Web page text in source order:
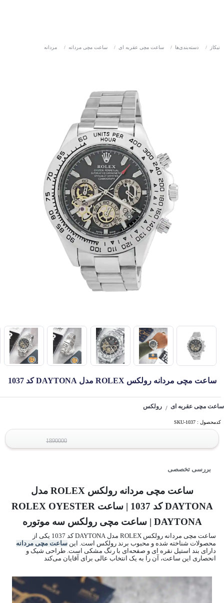
نیکاز / دسته‌بندی‌ها / ساعت مچی عقربه ای / ساعت مچی مردانه / مردانه
ساعت مچی مردانه رولکس ROLEX مدل DAYTONA کد 1037
ساعت مچی عقربه ای / رولکس
کدمحصول : SKU-1037
1890000
بررسی تخصصی
ساعت مچی مردانه رولکس ROLEX مدل
DAYTONA کد 1037 | ساعت ROLEX OYESTER
DAYTONA | ساعت مچی رولکس سه موتوره
ساعت مچی مردانه رولکس ROLEX مدل DAYTONA کد 1037 یکی از
محصولات شناخته شده و محبوب برند رولکس است. این ساعت مچی مردانه
دارای بند استیل نقره ای و صفحه‌ای با رنگ مشکی است. طراحی شیک و
انحصاری این ساعت، آن را به یک انتخاب عالی برای آقایان می‌کند